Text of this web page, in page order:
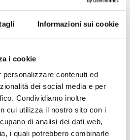
Informazioni sui cookie
i cookie
contenuti ed
dei social media e per
Condividiamo inoltre
cui utilizza il nostro sito con i
di analisi dei dati web,
i quali potrebbero combinarle
richiesta
facile e veloce
consegna
Gratuita